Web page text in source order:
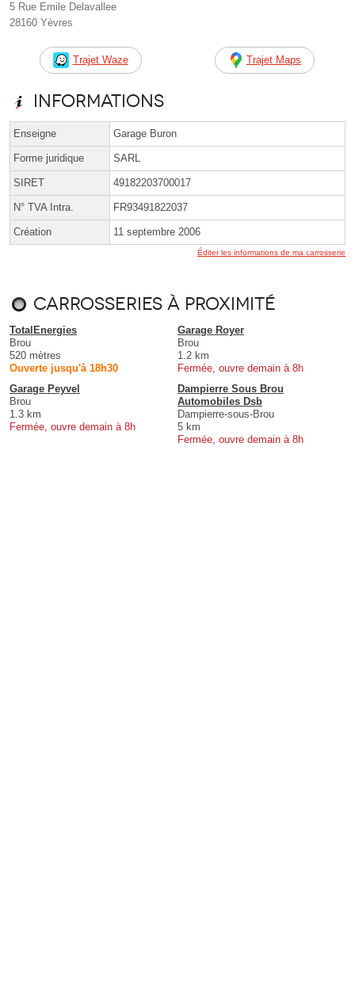
5 Rue Emile Delavallee
28160 Yèvres
Trajet Waze Trajet Maps
Informations
Enseigne Garage Buron
Forme juridique SARL
SIRET 49182203700017
N° TVA Intra. FR93491822037
Création 11 septembre 2006
Éditer les informations de ma carrosserie
Carrosseries à proximité
TotalEnergies
Brou
520 mètres
Ouverte jusqu'à 18h30
Garage Royer
Brou
1.2 km
Fermée, ouvre demain à 8h
Garage Peyvel
Brou
1.3 km
Fermée, ouvre demain à 8h
Dampierre Sous Brou
Automobiles Dsb
Dampierre-sous-Brou
5 km
Fermée, ouvre demain à 8h